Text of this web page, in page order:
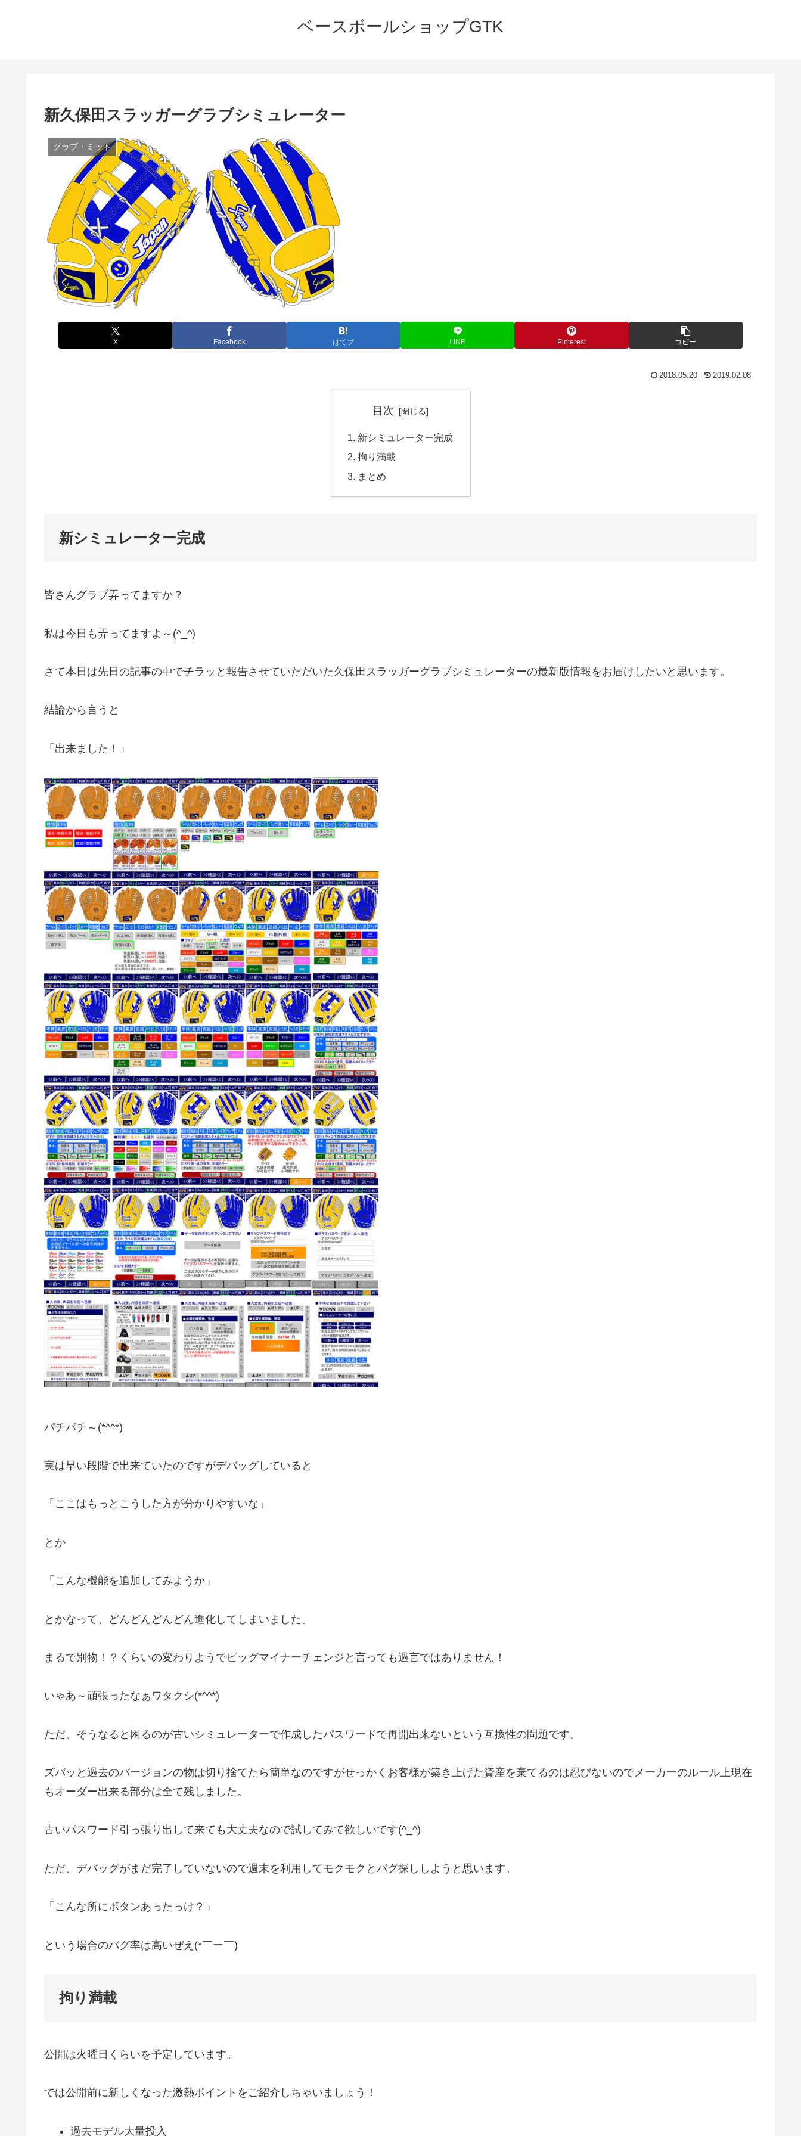
ベースボールショップGTK
新久保田スラッガーグラブシミュレーター
グラブ・ミット
X Facebook はてブ LINE Pinterest コピー
2018.05.20 2019.02.08
目次
新シミュレーター完成
拘り満載
まとめ
新シミュレーター完成
皆さんグラブ弄ってますか？
私は今日も弄ってますよ～(^_^)
さて本日は先日の記事の中でチラッと報告させていただいた久保田スラッガーグラブシミュレーターの最新版情報をお届けしたいと思います。
結論から言うと
「出来ました！」
パチパチ～(*^^*)
実は早い段階で出来ていたのですがデバッグしていると
「ここはもっとこうした方が分かりやすいな」
とか
「こんな機能を追加してみようか」
とかなって、どんどんどんどん進化してしまいました。
まるで別物！？くらいの変わりようでビッグマイナーチェンジと言っても過言ではありません！
いゃあ～頑張ったなぁワタクシ(*^^*)
ただ、そうなると困るのが古いシミュレーターで作成したパスワードで再開出来ないという互換性の問題です。
ズバッと過去のバージョンの物は切り捨てたら簡単なのですがせっかくお客様が築き上げた資産を棄てるのは忍びないのでメーカーのルール上現在
もオーダー出来る部分は全て残しました。
古いパスワード引っ張り出して来ても大丈夫なので試してみて欲しいです(^_^)
ただ、デバッグがまだ完了していないので週末を利用してモクモクとバグ探ししようと思います。
「こんな所にボタンあったっけ？」
という場合のバグ率は高いぜえ(*￣ー￣)
拘り満載
公開は火曜日くらいを予定しています。
では公開前に新しくなった激熱ポイントをご紹介しちゃいましょう！
過去モデル大量投入